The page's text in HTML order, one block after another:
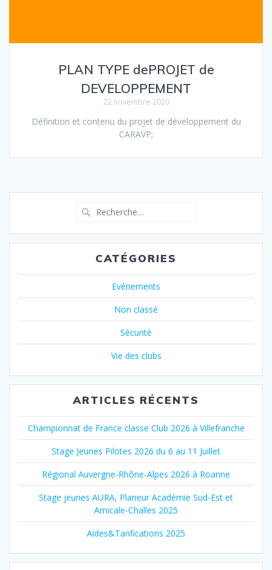
PLAN TYPE dePROJET de
DEVELOPPEMENT
22 novembre 2020
Définition et contenu du projet de développement du
CARAVP;
:
CATÉGORIES
Evénements
Non classé
Sécurité
Vie des clubs
ARTICLES RÉCENTS
Championnat de France classe Club 2026 à Villefranche
Stage Jeunes Pilotes 2026 du 6 au 11 Juillet
Régional Auvergne-Rhône-Alpes 2026 à Roanne
Stage jeunes AURA, Planeur Académie Sud-Est et
Amicale-Challes 2025
Aides&Tarifications 2025